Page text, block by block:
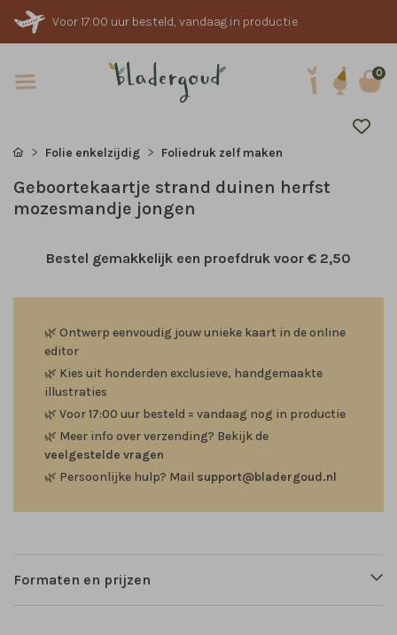
Voor 17:00 uur besteld, vandaag in productie
0
Folie enkelzijdig Foliedruk zelf maken
Geboortekaartje strand duinen herfst
mozesmandje jongen
Bestel gemakkelijk een proefdruk voor € 2,50
🌿 Ontwerp eenvoudig jouw unieke kaart in de online
editor
🌿 Kies uit honderden exclusieve, handgemaakte
illustraties
🌿 Voor 17:00 uur besteld = vandaag nog in productie
🌿 Meer info over verzending? Bekijk de
veelgestelde vragen
🌿 Persoonlijke hulp? Mail support@bladergoud.nl
Formaten en prijzen